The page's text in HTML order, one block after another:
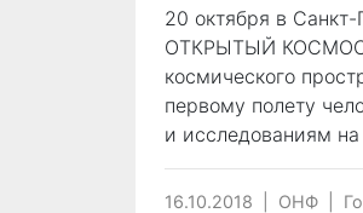
20 октября в
ОТКРЫТЫЙ КОСМОС,
космического
первому полету
и исследованиям на
16.10.2018 ОНФ